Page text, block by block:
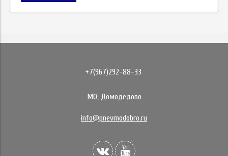
+7(967)292-88-33
МО, Домодедово
info@pnevmodobro.ru